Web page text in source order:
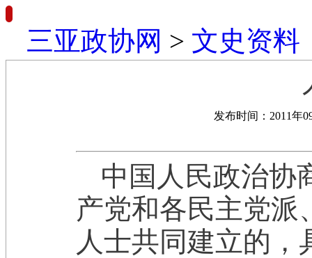
三亚政协网 > 文史资料
发布时间：2011年
中国人民政治协
产党和各民主党派
人士共同建立的